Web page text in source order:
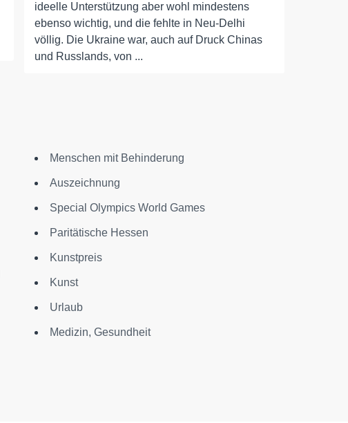
ideelle Unterstützung aber wohl mindestens
ebenso wichtig, und die fehlte in Neu-Delhi
völlig. Die Ukraine war, auch auf Druck Chinas
und Russlands, von ...
Menschen mit Behinderung
Auszeichnung
Special Olympics World Games
Paritätische Hessen
Kunstpreis
Kunst
Urlaub
Medizin, Gesundheit